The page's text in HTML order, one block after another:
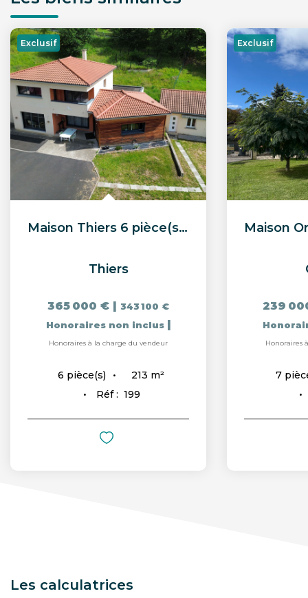
Exclusif
Maison Thiers 6 pièce(s) 213 m2
Thiers
365 000 € | 343 100 €
Honoraires non inclus |
Honoraires à la charge du vendeur
6 pièce(s) 213 m²
Réf : 199
Exclusif
239
Honoraires
7
Les calculatrices